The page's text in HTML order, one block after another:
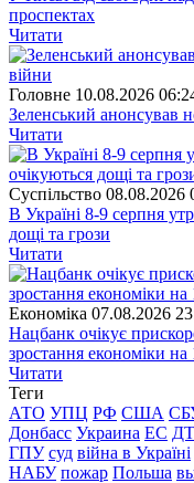
проспектах
Читати
Головне 10.08.2026
Зеленський анонсував
Читати
Суспiльство 08.08.2026
В Україні 8-9 серпня
дощі та грози
Читати
Економіка 07.08.2026
Нацбанк очікує
зростання економіки на
Читати
Теги
АТО УПЦ РФ США
Донбасс Украина ЕС
ГПУ суд війна в Україні
НАБУ пожар Польша